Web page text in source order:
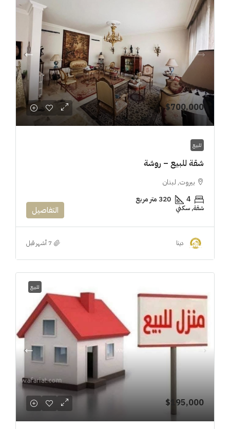
$700,000
للبيع
شقة للبيع – روشة
بيروت, لبنان
4 320 متر مربع
شقة, سكني التفاصيل
دينا
للبيع
$195,000